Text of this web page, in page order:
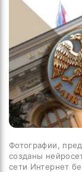
Фотографии,
созданы
сети Интернет